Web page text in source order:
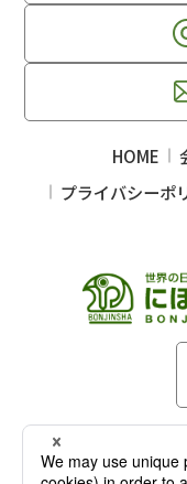
〒102-0093 東京都
TEL：03-3263-
HOME
プライバシーポ